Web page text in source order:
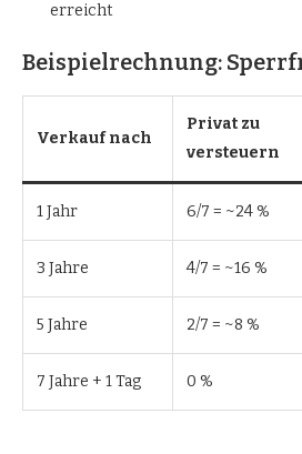
erreicht
Beispielrechnung:
Verkauf nach
Privat zu
versteuern
1 Jahr 6/7 = ~24 %
3 Jahre 4/7 = ~16 %
5 Jahre 2/7 = ~8 %
7 Jahre + 1 Tag 0 %